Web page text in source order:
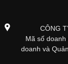
CÔNG
Mã số
doanh và